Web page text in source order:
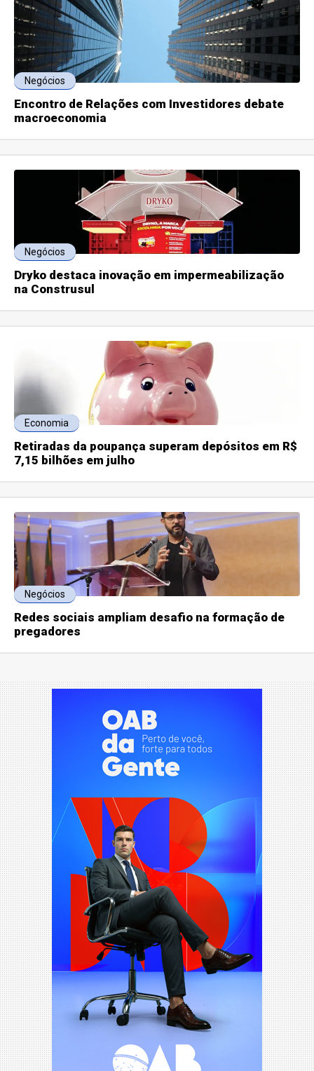
Negócios
Encontro de Relações com Investidores debate
macroeconomia
Negócios
Dryko destaca inovação em impermeabilização
na Construsul
Economia
Retiradas da poupança superam depósitos em R$
7,15 bilhões em julho
Negócios
Redes sociais ampliam desafio na formação de
pregadores